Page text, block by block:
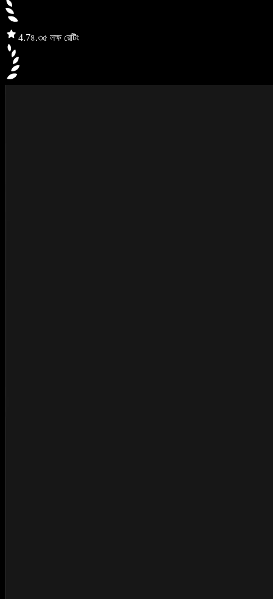
4.7৪.৩৫ লক্ষ রেটিং